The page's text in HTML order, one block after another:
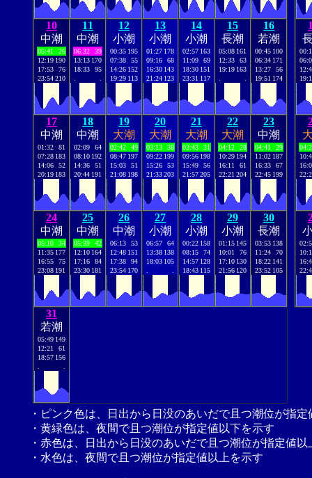
10
中潮
05:41
26
12:19 190
17:53
76
23:54210
11
中潮
06:32
39
13:13 170
18:33
95
12
小潮
00:35 195
07:38
55
14:26 152
19:29 113
13
小潮
01:27 178
09:16
68
16:30 143
21:24 123
14
小潮
02:57 163
11:09
69
18:30 151
23:31 117
15
長潮
05:08 161
12:33
63
19:19 163
16
若潮
00:45 100
06:34 171
13:27
56
19:51 174
17
中潮
01:32
81
07:28 183
14:06
52
20:19 183
18
中潮
02:09
64
08:10 192
14:36
51
20:44 191
19
大潮
02:42
49
08:47 197
15:03
51
21:08 198
20
大潮
03:13
38
09:22 199
15:26
53
21:33203
21
大潮
03:43
31
09:56 198
15:49
56
21:57205
22
大潮
04:12
28
10:29 194
16:11
61
22:21 204
23
中潮
04:41
29
11:02 187
16:33
67
22:45 199
24
中潮
05:10
34
11:35 177
16:55
75
23:08 191
25
中潮
05:39
42
12:10 164
17:16
84
23:30 181
26
中潮
06:13
53
12:48 151
17:38
94
23:54 170
27
小潮
06:57
64
13:38 138
18:03 105
28
小潮
00:22 158
08:15
74
14:57 128
18:43 115
29
小潮
01:15 145
10:01
76
17:10 130
21:56 120
30
長潮
03:53 138
11:24
70
18:22 141
23:52 105
31
若潮
05:49 149
12:21
61
18:57 156
・ピンク色は、日出から日没のあいだで且つ潮位が指
・黄緑色は、夜間で且つ潮位が指定値以下を示す
・赤色は、日出から日没のあいだで且つ潮位が指定値以
・水色は、夜間で且つ潮位が指定値以上を示す